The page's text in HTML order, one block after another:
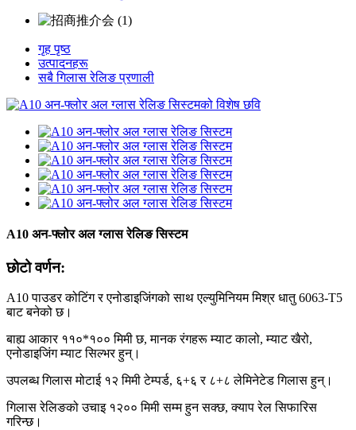
गृह पृष्ठ
उत्पादनहरू
सबै गिलास रेलिङ प्रणाली
A10 अन-फ्लोर अल ग्लास रेलिङ सिस्टम
छोटो वर्णन:
A10 पाउडर कोटिंग र एनोडाइजिंगको साथ एल्युमिनियम मिश्र धातु 6063-T5
बाट बनेको छ।
बाह्य आकार ११०*१०० मिमी छ, मानक रंगहरू म्याट कालो, म्याट खैरो,
एनोडाइजिंग म्याट सिल्भर हुन्।
उपलब्ध गिलास मोटाई १२ मिमी टेम्पर्ड, ६+६ र ८+८ लेमिनेटेड गिलास हुन्।
गिलास रेलिङको उचाइ १२०० मिमी सम्म हुन सक्छ, क्याप रेल सिफारिस
गरिन्छ।